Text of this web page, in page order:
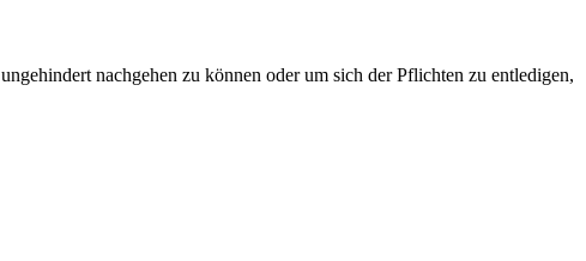
ungehindert nachgehen zu können oder um sich der Pflichten zu entledigen,